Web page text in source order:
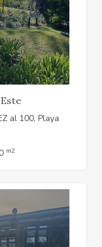
al 100, Playa
m2